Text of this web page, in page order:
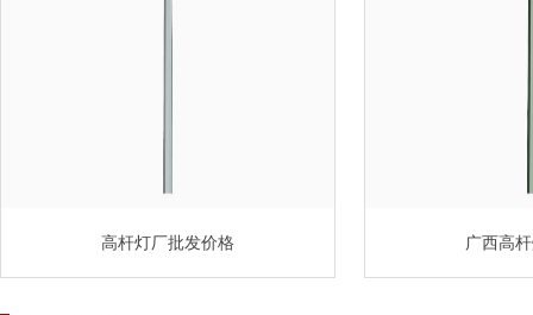
高杆灯厂批发价格 广西高